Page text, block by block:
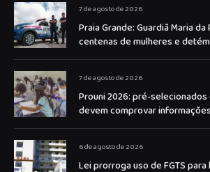
7 de agosto de 2026
Praia Grande: Guardiã Maria da
centenas de mulheres e detém
7 de agosto de 2026
Prouni 2026: pré-
devem comprovar informações
6 de agosto de 2026
Lei prorroga uso de FGTS